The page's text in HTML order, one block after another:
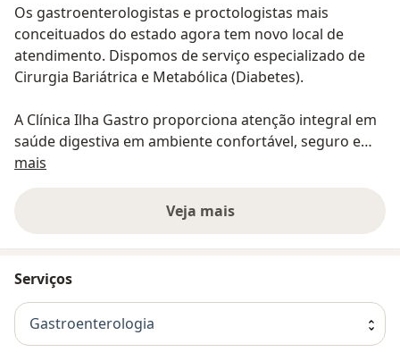
Os gastroenterologistas e proctologistas mais
conceituados do estado agora tem novo local de
atendimento. Dispomos de serviço especializado de
Cirurgia Bariátrica e Metabólica (Diabetes).
A Clínica Ilha Gastro proporciona atenção integral em
saúde digestiva em ambiente confortável, seguro e
bem localizado.
Estamos no Medical Jaracaty, ao lado do Hospital
local possui amplo estacionamento e, para sua maior
comodidade e facilidade de acesso, estamos
localizados no térreo!
Você pode encontrar nossa recepção na sala 12 do
mais
Veja mais
Serviços
Gastroenterologia